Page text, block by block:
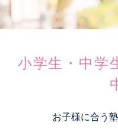
小学生・中学
お子様に合う